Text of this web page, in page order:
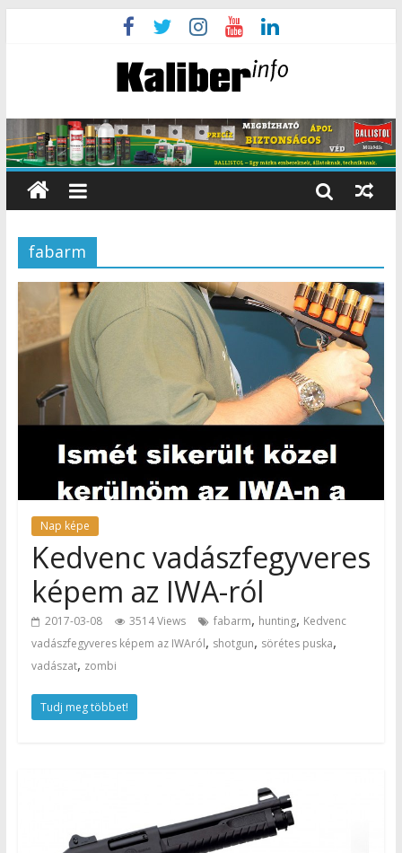
fabarm
Nap képe
Kedvenc vadászfegyveres
képem az IWA-ról
2017-03-08 3514 Views fabarm, hunting, Kedvenc
vadászfegyveres képem az IWAról, shotgun, sörétes puska,
vadászat, zombi
Tudj meg többet!